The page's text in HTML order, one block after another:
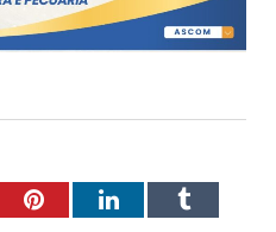
PinterestLinkedInTumblr